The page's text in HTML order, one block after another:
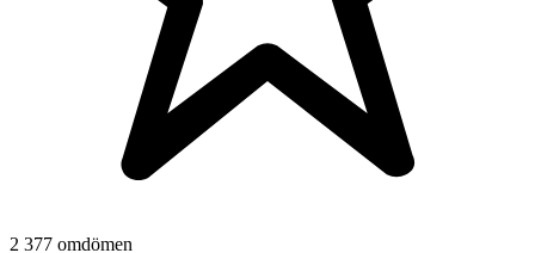
2 377 omdömen